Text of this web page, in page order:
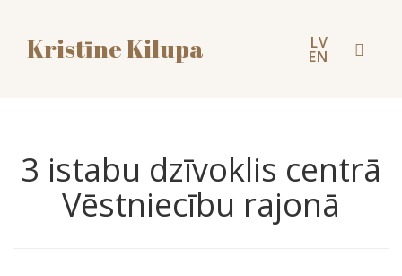
Kristīne Kilupa LV
EN
Toggle
3 istabu dzīvoklis centrā
Vēstniecību rajonā